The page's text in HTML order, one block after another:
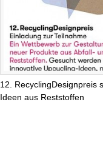
12. RecyclingDesignpreis
Ideen aus Reststoffen